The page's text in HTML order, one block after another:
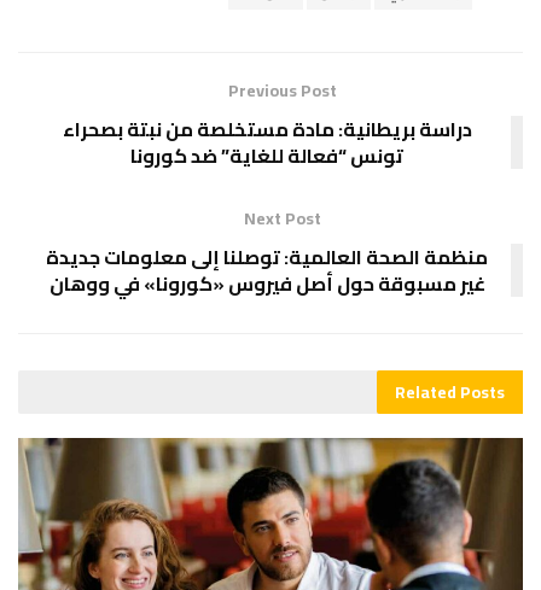
Previous Post
دراسة بريطانية: مادة مستخلصة من نبتة بصحراء
تونس “فعالة للغاية” ضد كورونا
Next Post
منظمة الصحة العالمية: توصلنا إلى معلومات جديدة
غير مسبوقة حول أصل فيروس «كورونا» في ووهان
RelatedPosts